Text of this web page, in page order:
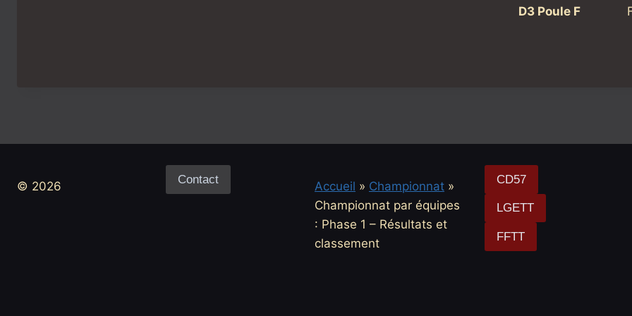
D3 Poule F
© 2026 Contact Accueil » Championnat »
Championnat par équipes
: Phase 1 – Résultats et
classement
CD57
LGETT
FFTT